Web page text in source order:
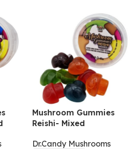
Mushroom Gummies
Reishi- Mixed
Dr.Candy Mushrooms